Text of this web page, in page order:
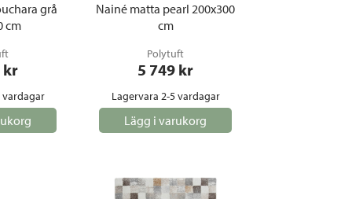
grå
cm
kr
vardagar
Nainé matta pearl 200x300
cm
Polytuft
5 749 kr
Lagervara 2-5 vardagar
Lägg i varukorg